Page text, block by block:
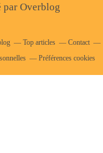
par Overblog
Top articles
Contact
Préférences cookies